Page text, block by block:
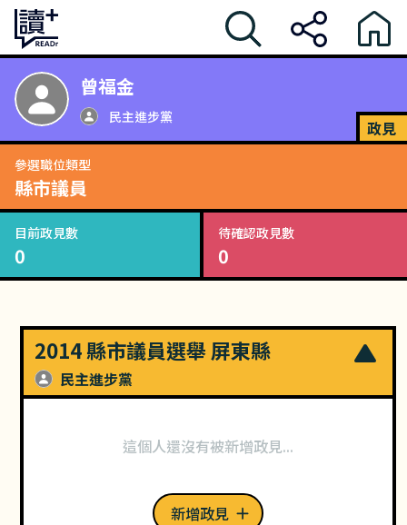
曾福金
民主進步黨
政見
參選職位類型
縣市議員
目前政見數
0
待確認政見數
0
2014 縣市議員選舉 屏東縣
民主進步黨
這個人還沒有被新增政見...
新增政見